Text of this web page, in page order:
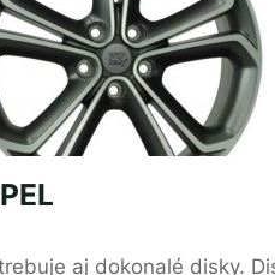
aj dokonalé disky.